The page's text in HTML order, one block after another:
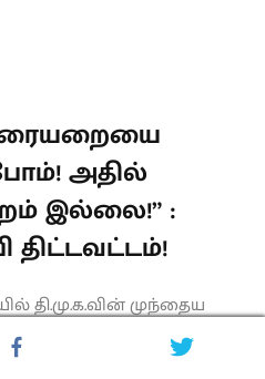
அதில்
இல்லை!” :
திட்டவட்டம்!
தி.மு.க.வின் முந்தைய
இல்லை; இதில்
இல்லை!”